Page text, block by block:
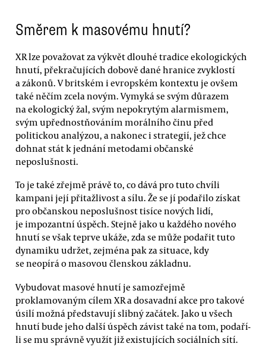
Směrem k masovému hnutí?
XR lze považovat za výkvět dlouhé tradice ekologických
hnutí, překračujících dobově dané hranice zvyklostí
a zákonů. V britském i evropském kontextu je ovšem
také něčím zcela novým. Vymyká se svým důrazem
na ekologický žal, svým nepokrytým alarmismem,
svým upřednostňováním morálního činu před
politickou analýzou, a nakonec i strategií, jež chce
dohnat stát k jednání metodami občanské
neposlušnosti.
To je také zřejmě právě to, co dává pro tuto chvíli
kampani její přitažlivost a sílu. Že se jí podařilo získat
pro občanskou neposlušnost tisíce nových lidí,
je impozantní úspěch. Stejně jako u každého nového
hnutí se však teprve ukáže, zda se může podařit tuto
dynamiku udržet, zejména pak za situace, kdy
se neopírá o masovou členskou základnu.
Vybudovat masové hnutí je samozřejmě
proklamovaným cílem XR a dosavadní akce pro takové
úsilí možná představují slibný začátek. Jako u všech
hnutí bude jeho další úspěch závist také na tom, podaří-
li se mu správně využít již existujících sociálních sítí.